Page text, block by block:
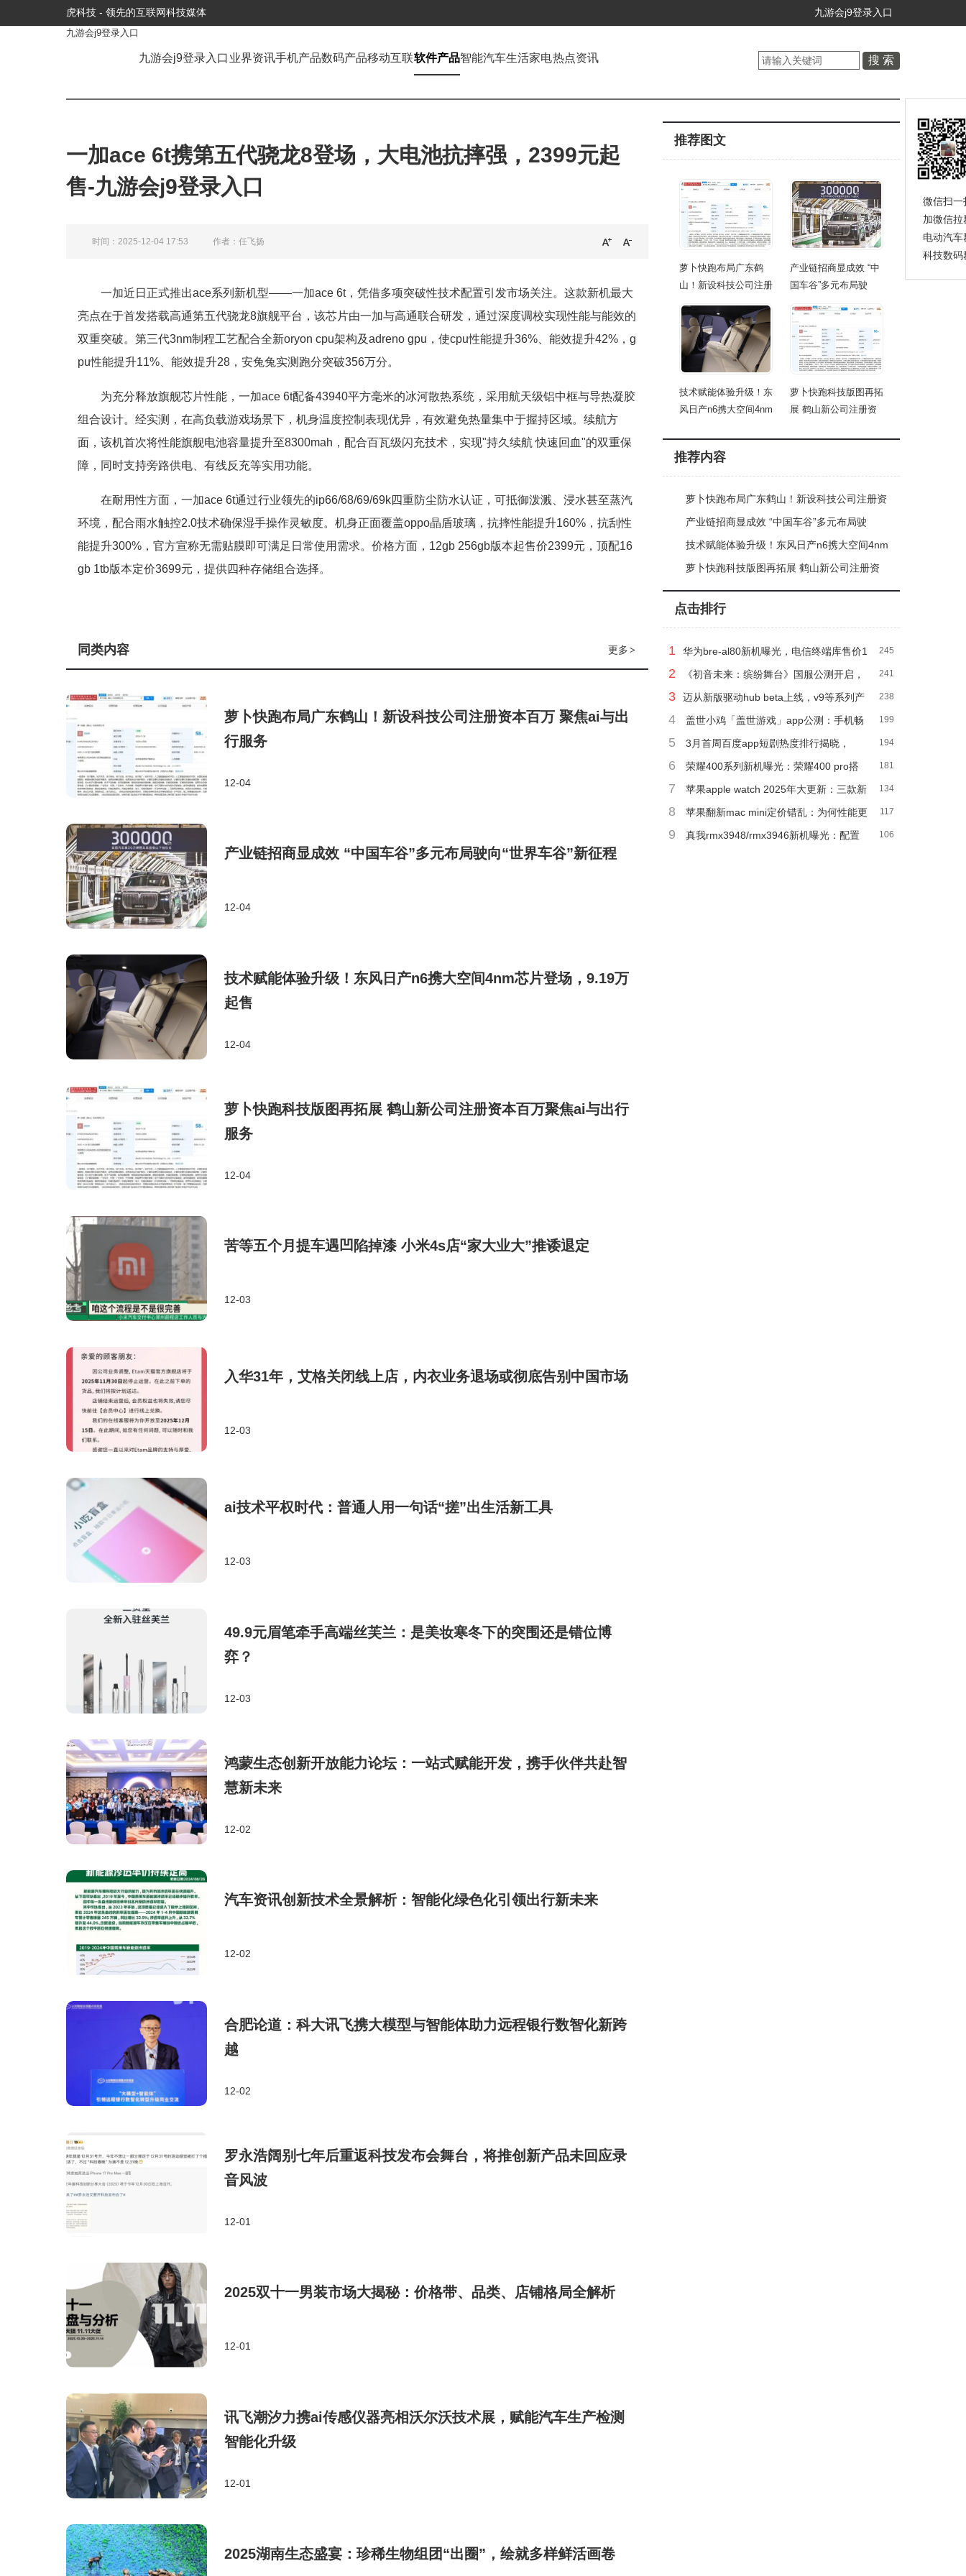
九游会j9登录入口
虎科技 - 领先的互联网科技媒体
九游会j9登录入口
九游会j9登录入口 业界资讯手机产品数码产品移动互联软件产品智能汽车生活家电热点资讯
一加ace 6t携第五代骁龙8登场，大电池抗摔强，2399元起
售-九游会j9登录入口
时间：2025-12-04 17:53 作者：任飞扬
一加近日正式推出ace系列新机型——一加ace 6t，凭借多项突破性技术配置引发市场关注。这款新机最大
亮点在于首发搭载高通第五代骁龙8旗舰平台，该芯片由一加与高通联合研发，通过深度调校实现性能与能效的
双重突破。第三代3nm制程工艺配合全新oryon cpu架构及adreno gpu，使cpu性能提升36%、能效提升42%，g
pu性能提升11%、能效提升28，安兔兔实测跑分突破356万分。
为充分释放旗舰芯片性能，一加ace 6t配备43940平方毫米的冰河散热系统，采用航天级铝中框与导热凝胶
组合设计。经实测，在高负载游戏场景下，机身温度控制表现优异，有效避免热量集中于握持区域。续航方
面，该机首次将性能旗舰电池容量提升至8300mah，配合百瓦级闪充技术，实现"持久续航 快速回血"的双重保
障，同时支持旁路供电、有线反充等实用功能。
在耐用性方面，一加ace 6t通过行业领先的ip66/68/69/69k四重防尘防水认证，可抵御泼溅、浸水甚至蒸汽
环境，配合雨水触控2.0技术确保湿手操作灵敏度。机身正面覆盖oppo晶盾玻璃，抗摔性能提升160%，抗刮性
能提升300%，官方宣称无需贴膜即可满足日常使用需求。价格方面，12gb 256gb版本起售价2399元，顶配16
gb 1tb版本定价3699元，提供四种存储组合选择。
更多 >
同类内容
萝卜快跑布局广东鹤山！新设科技公司注册资本百万 聚焦ai与出
行服务
12-04
产业链招商显成效 “中国车谷”多元布局驶向“世界车谷”新征程
12-04
技术赋能体验升级！东风日产n6携大空间4nm芯片登场，9.19万
起售
12-04
萝卜快跑科技版图再拓展 鹤山新公司注册资本百万聚焦ai与出行
服务
12-04
苦等五个月提车遇凹陷掉漆 小米4s店“家大业大”推诿退定
12-03
入华31年，艾格关闭线上店，内衣业务退场或彻底告别中国市场
12-03
ai技术平权时代：普通人用一句话“搓”出生活新工具
12-03
49.9元眉笔牵手高端丝芙兰：是美妆寒冬下的突围还是错位博
弈？
12-03
鸿蒙生态创新开放能力论坛：一站式赋能开发，携手伙伴共赴智
慧新未来
12-02
汽车资讯创新技术全景解析：智能化绿色化引领出行新未来
12-02
合肥论道：科大讯飞携大模型与智能体助力远程银行数智化新跨
越
12-02
罗永浩阔别七年后重返科技发布会舞台，将推创新产品未回应录
音风波
12-01
2025双十一男装市场大揭秘：价格带、品类、店铺格局全解析
12-01
讯飞潮汐力携ai传感仪器亮相沃尔沃技术展，赋能汽车生产检测
智能化升级
12-01
2025湖南生态盛宴：珍稀生物组团“出圈”，绘就多样鲜活画卷
推荐图文
萝卜快跑布局广东鹤
山！新设科技公司注册
产业链招商显成效 “中
国车谷”多元布局驶
技术赋能体验升级！东
风日产n6携大空间4nm
萝卜快跑科技版图再拓
展 鹤山新公司注册资
推荐内容
萝卜快跑布局广东鹤山！新设科技公司注册资
本百万 聚焦ai与出行服务
产业链招商显成效 “中国车谷”多元布局驶
向“世界车谷”新征程
技术赋能体验升级！东风日产n6携大空间4nm
芯片登场，9.19万起售
萝卜快跑科技版图再拓展 鹤山新公司注册资
本百万聚焦ai与出行服务
点击排行
245
1
华为bre-al80新机曝光，电信终端库售价1
799元起，配置如何？
241
2
《初音未来：缤纷舞台》国服公测开启，
朝夕光年带你走进音乐新世界！
238
3
迈从新版驱动hub beta上线，v9等系列产
品可享自定义eq音效
199
4
盖世小鸡「盖世游戏」app公测：手机畅
玩3a大作，所有手柄都支持！
194
5
3月首周百度app短剧热度排行揭晓，
《英雄本色之烽火连天》登顶！
181
6
荣耀400系列新机曝光：荣耀400 pro搭
载2亿像素主摄，设计大改
134
7
苹果apple watch 2025年大更新：三款新
机亮相，健康功能再升级！
117
8
苹果翻新mac mini定价错乱：为何性能更
低的m2比m4还贵？
106
9
真我rmx3948/rmx3946新机曝光：配置
微信扫一
加微信拉
电动汽车
科技数码